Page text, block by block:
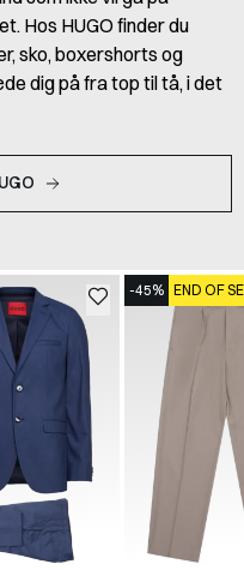
Hos HUGO finder du
sko, boxershorts og
dig på fra top til tå, i det
-45% END OF